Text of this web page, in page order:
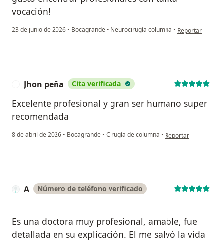
vocación!
23 de junio de 2026 • Bocagrande • Neurocirugía columna • en opinión del
Reportar
Jhon peña Cita verificada
Excelente profesional y gran ser humano super
recomendada
8 de abril de 2026 • Bocagrande • Cirugía de columna • en opinión del
Reportar
A Número de teléfono verificado
Es una doctora muy profesional, amable, fue
detallada en su explicación. El me salvó la vida